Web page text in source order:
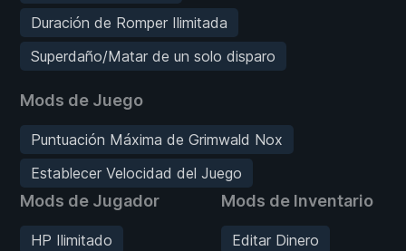
Duración de Romper Ilimitada
Superdaño/Matar de un solo disparo
Mods de Juego
Puntuación Máxima de Grimwald Nox
Establecer Velocidad del Juego
Mods de Jugador
HP Ilimitado
Mods de Inventario
Editar Dinero